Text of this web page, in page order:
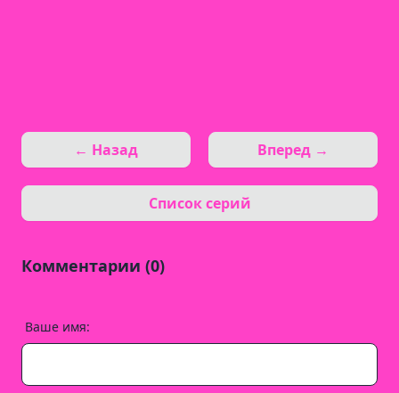
← Назад
Список серий
Вперед →
Комментарии (0)
Ваше имя: